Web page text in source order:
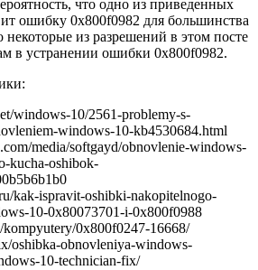
что одно из приведенных
ошибку 0x800f0982 для большинства
некоторые из разрешений в этом посте
в устранении ошибки 0x800f0982.
windows-10/2561-problemy-s-
windows-10-kb4530684.html
media/softgayd/obnovlenie-windows-
kucha-oshibok-
kak-ispravit-oshibki-nakopitelnogo-
10-0x80073701-i-0x800f0988
kompyutery/0x800f0247-16668/
oshibka-obnovleniya-windows-
10-technician-fix/